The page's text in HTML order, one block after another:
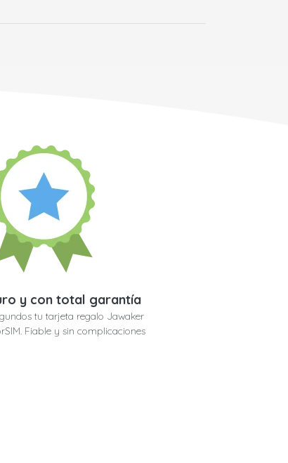
y con total garantía
tu tarjeta regalo Jawaker
Fiable y sin complicaciones